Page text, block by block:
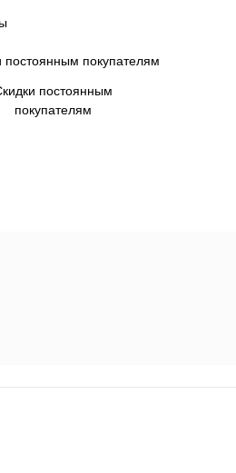
постоянным
покупателям